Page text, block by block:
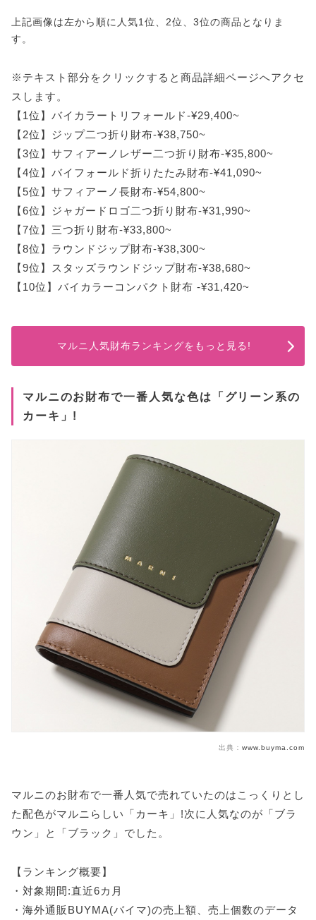
上記画像は左から順に人気1位、2位、3位の商品となりま
す。
※テキスト部分をクリックすると商品詳細ページへアクセ
スします。
【1位】バイカラートリフォールド-¥29,400~
【2位】ジップ二つ折り財布-¥38,750~
【3位】サフィアーノレザー二つ折り財布-¥35,800~
【4位】バイフォールド折りたたみ財布-¥41,090~
【5位】サフィアーノ長財布-¥54,800~
【6位】ジャガードロゴ二つ折り財布-¥31,990~
【7位】三つ折り財布-¥33,800~
【8位】ラウンドジップ財布-¥38,300~
【9位】スタッズラウンドジップ財布-¥38,680~
【10位】バイカラーコンパクト財布 -¥31,420~
マルニ人気財布ランキングをもっと見る!
マルニのお財布で一番人気な色は「グリーン系の
カーキ」!
出典： www.buyma.com
マルニのお財布で一番人気で売れていたのはこっくりとし
た配色がマルニらしい「カーキ」!次に人気なのが「ブラ
ウン」と「ブラック」でした。
【ランキング概要】
・対象期間:直近6カ月
・海外通販BUYMA(バイマ)の売上額、売上個数のデータ